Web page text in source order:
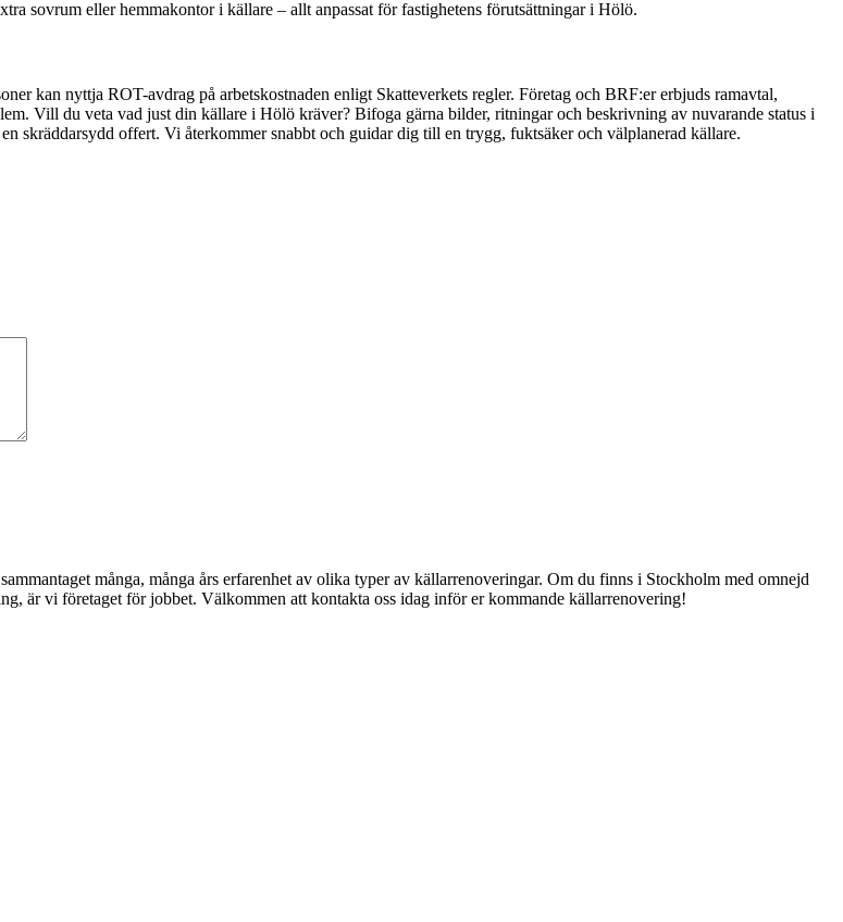
sovrum eller hemmakontor i källare – allt anpassat för fastighetens förutsättningar i Hölö.
kan nyttja ROT-avdrag på arbetskostnaden enligt Skatteverkets regler. Företag och BRF:er erbjuds ramavtal,
Vill du veta vad just din källare i Hölö kräver? Bifoga gärna bilder, ritningar och beskrivning av nuvarande status i
skräddarsydd offert. Vi återkommer snabbt och guidar dig till en trygg, fuktsäker och välplanerad källare.
många, många års erfarenhet av olika typer av källarrenoveringar. Om du finns i Stockholm med omnejd
är vi företaget för jobbet. Välkommen att kontakta oss idag inför er kommande källarrenovering!